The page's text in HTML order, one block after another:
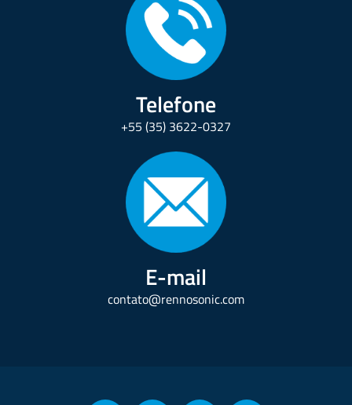
Telefone
+55 (35) 3622-0327
E-mail
contato@rennosonic.com